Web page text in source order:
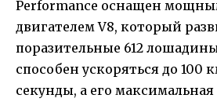
Performance оснащен
двигателем V8, который
поразительные 612
способен ускоряться до 100
секунды, а его максимальная